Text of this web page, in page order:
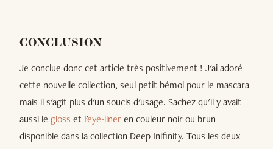
CONCLUSION
Je conclue donc cet article très positivement ! J'ai adoré
cette nouvelle collection, seul petit bémol pour le mascara
mais il s'agit plus d'un soucis d'usage. Sachez qu'il y avait
aussi le gloss et l'eye-lineren couleur noir ou brun
disponible dans la collection Deep Inifinity. Tous les deux